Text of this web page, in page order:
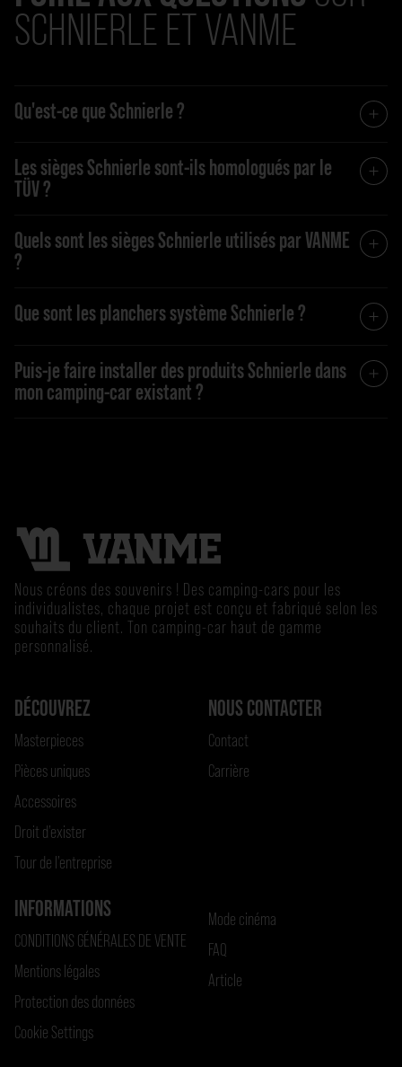
SCHNIERLE ET VANME
Qu'est-ce que Schnierle ?
Les sièges Schnierle sont-ils homologués par le
TÜV ?
Quels sont les sièges Schnierle utilisés par VANME
?
Que sont les planchers système Schnierle ?
Puis-je faire installer des produits Schnierle dans
mon camping-car existant ?
Nous créons des souvenirs ! Des camping-cars pour les
individualistes, chaque projet est conçu et fabriqué selon les
souhaits du client. Ton camping-car haut de gamme
personnalisé.
DÉCOUVREZ
Masterpieces
Pièces uniques
Accessoires
Droit d’exister
Tour de l’entreprise
NOUS CONTACTER
Contact
Carrière
INFORMATIONS
CONDITIONS GÉNÉRALES DE VENTE
Mentions légales
Protection des données
Cookie Settings
Mode cinéma
FAQ
Article